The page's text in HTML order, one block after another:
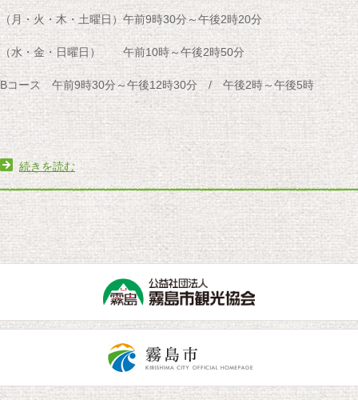
（月・火・木・土曜日）午前9時30分～午後2時20分
（水・金・日曜日） 午前10時～午後2時50分
Bコース 午前9時30分～午後12時30分 / 午後2時～午後5時
続きを読む